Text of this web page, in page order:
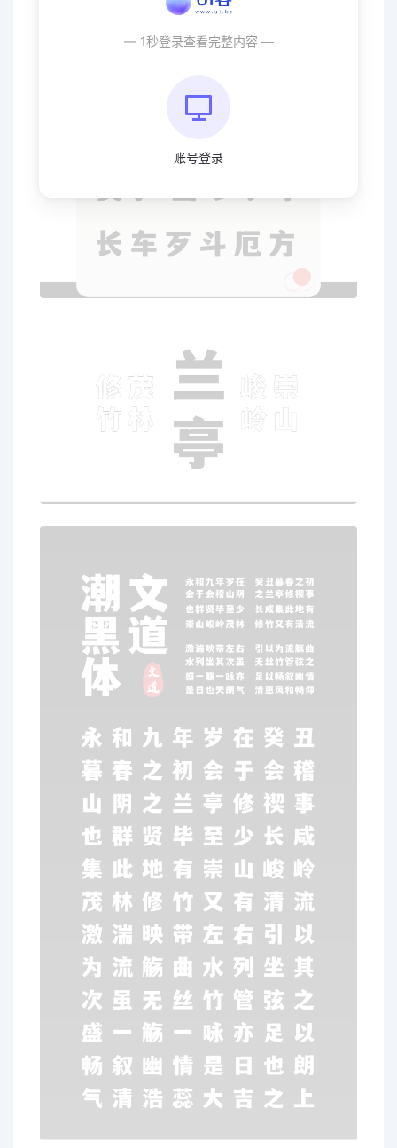
— 1秒登录查看完整内容 —
账号登录